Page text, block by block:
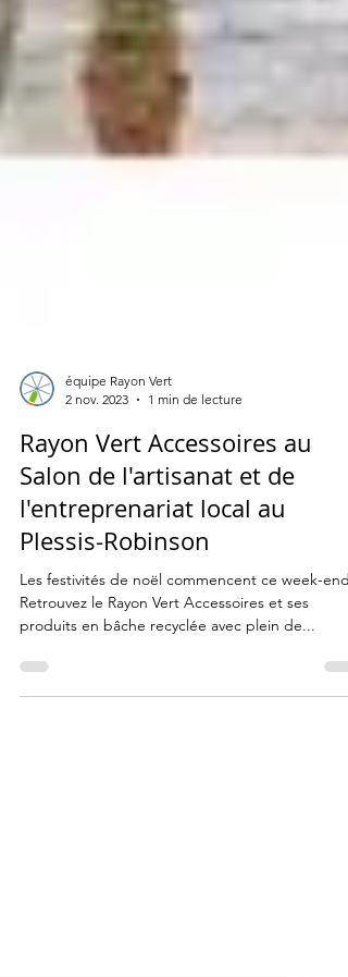
2 nov. 2023
1 min de lecture
Rayon Vert Accessoires au
Salon de l'artisanat et de
l'entreprenariat local au
Plessis-Robinson
Les festivités de noël commencent ce week-end
Retrouvez le Rayon Vert Accessoires et ses
produits en bâche recyclée avec plein de...